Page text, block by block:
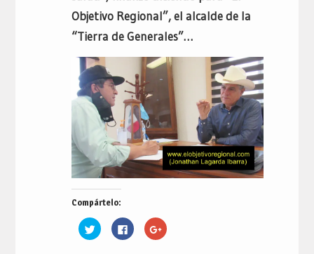
Objetivo Regional”, el alcalde de la
“Tierra de Generales”…
Compártelo:
Haz
clic
Haz
clic
Haz
clic